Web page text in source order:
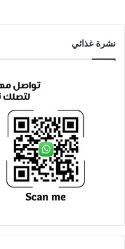
نشرة غذائي